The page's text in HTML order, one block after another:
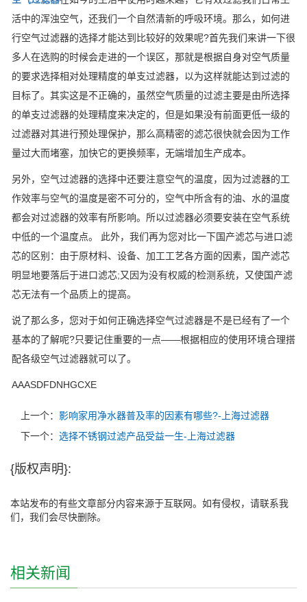
活中的浑浊空气，还我们一个自然清新的呼吸环境。那么，如何进
行空气过滤器的选择才能达到比较好的效果呢?首先我们来讲一下很
多人在选购的时候会走进的一个误区，那就是根据自身对空气质量
的要求选择相对处理精度的单支过滤器，以为这样就能达到过滤的
目标了。其实这是不正确的，虽然空气质量的过滤主要是由所选择
的单支过滤器的处理精度来决定的，但是如果没有前面更低一级的
过滤器对其进行预处理保护，那么高精密的滤芯很快就会因为工作
量过大而堵塞，加快它的更换频率，无端增加生产成本。
另外，空气过滤器的选择中还要注意空气的温度，因为过滤器的工
作效率与空气的温度是密不可分的，空气中所含有的油、水的温度
都会对过滤器的效率有所影响。所以过滤器必须要安装在空气系统
中低的一个温度点。 此外，我们再为您对比一下国产滤芯与进口滤
芯的区别：由于原材料、设备、加工工艺各方面的因素，国产滤芯
明显地要落后于进口滤芯;又因为没有权威的检测系统，又使国产滤
芯无法有一个品质上的提高。
说了那么多，您对于如何正确选择空气过滤器是不是已经有了一个
基本的了解呢?只要记住重要的一点——根据相应的使用环境合理搭
配各级空气过滤器就可以了。
AAASDFDNHGCXE
上一个： 影响家用净水器普及率的因素有哪些?-上海过滤器
下一个： 选择不锈钢过滤产品受益一生-上海过滤器
{版权声明}:
本站发布的有些文章部分内容来源于互联网。如有侵权，请联系我
们，我们会尽快删除。
相关新闻